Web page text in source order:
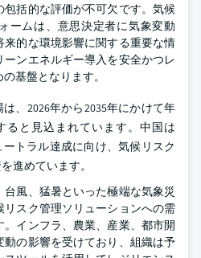
括的な評価が不可欠です。気候
ームは、意思決定者に気象変動
的な環境影響に関する重要な情
ンエネルギー導入を安全かつレ
基盤となります。
、2026年から2035年にかけて年
ると見込まれています。中国は
トラル達成に向け、気候リスク
進めています。
風、猛暑といった極端な気象災
スク管理ソリューションへの需
インフラ、農業、産業、都市開
の影響を受けており、組織は予